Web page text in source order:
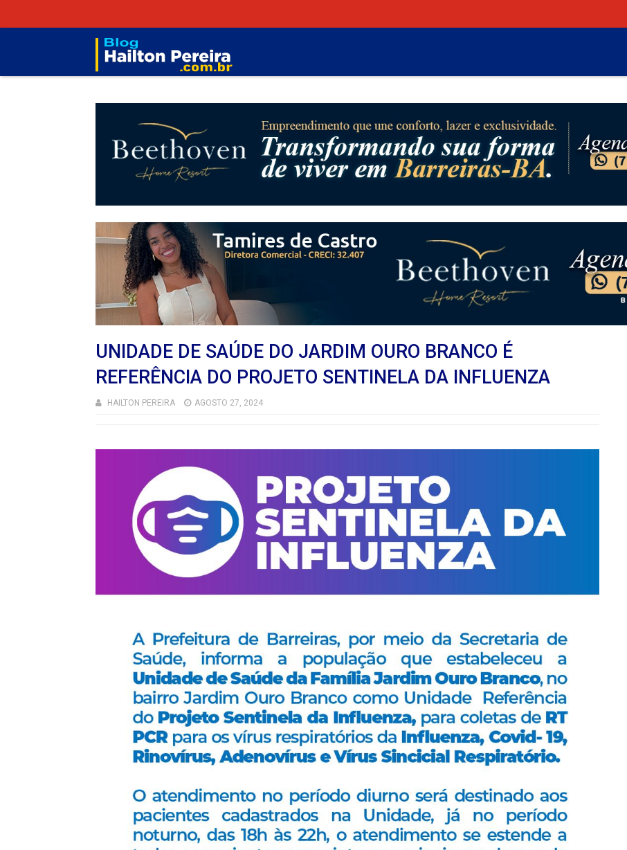
UNIDADE DE SAÚDE DO JARDIM OURO BRANCO É
REFERÊNCIA DO PROJETO SENTINELA DA INFLUENZA
HAILTON PEREIRA AGOSTO 27, 2024